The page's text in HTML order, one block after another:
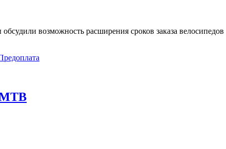
возможность расширения сроков заказа